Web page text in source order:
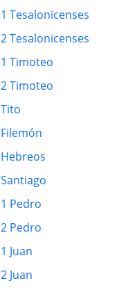
1 Tesalonicenses
2 Tesalonicenses
1 Timoteo
2 Timoteo
Tito
Filemón
Hebreos
Santiago
1 Pedro
2 Pedro
1 Juan
2 Juan